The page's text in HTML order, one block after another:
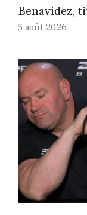
Benavidez,
5 août 2026